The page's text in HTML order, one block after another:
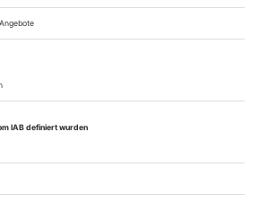
Ihm mit Kunst zu «begegnen»,
– welches aber, obschon auf
kann. Bei den Filmfestspielen
Mai ein Film heraus, der vom
Mengele» erzählt – zunächst von
dem geheimen Besuch der
in Argentinien,...
Kritikerumfrage Newsletter